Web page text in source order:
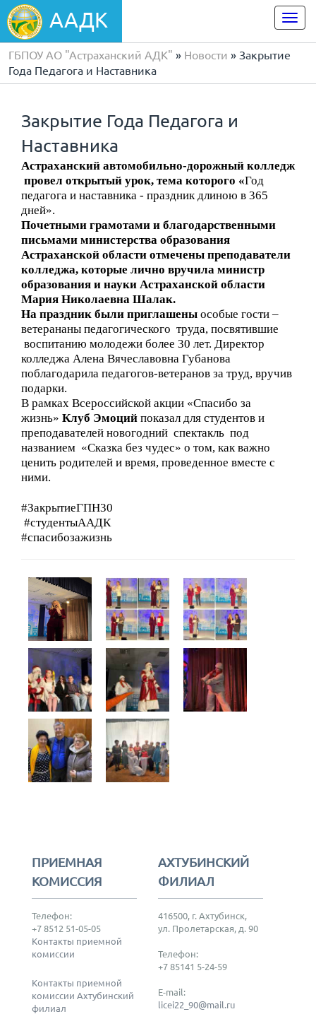
ААДК
ГБПОУ АО "Астраханский АДК" » Новости » Закрытие
Года Педагога и Наставника
Закрытие Года Педагога и
Наставника
Астраханский автомобильно-дорожный колледж
провел открытый урок, тема которого «Год
педагога и наставника - праздник длиною в 365
дней».
Почетными грамотами и благодарственными
письмами министерства образования
Астраханской области отмечены преподаватели
колледжа, которые лично вручила министр
образования и науки Астраханской области
Мария Николаевна Шалак.
На праздник были приглашены особые гости –
ветерананы педагогического труда, посвятившие
воспитанию молодежи более 30 лет. Директор
колледжа Алена Вячеславовна Губанова
поблагодарила педагогов-ветеранов за труд, вручив
подарки.
В рамках Всероссийской акции «Спасибо за
жизнь» Клуб Эмоций показал для студентов и
преподавателей новогодний спектакль под
названием «Сказка без чудес» о том, как важно
ценить родителей и время, проведенное вместе с
ними.
#ЗакрытиеГПН30
#студентыААДК
#спасибозажизнь
ПРИЕМНАЯ
КОМИССИЯ
Телефон:
+7 8512 51-05-05
Контакты приемной
комиссии
Контакты приемной
комиссии Ахтубинский
филиал
АХТУБИНСКИЙ
ФИЛИАЛ
416500, г. Ахтубинск,
ул. Пролетарская, д. 90
Телефон:
+7 85141 5-24-59
E-mail:
licei22_90@mail.ru